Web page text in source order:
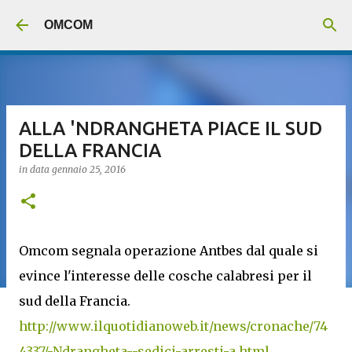
OMCOM
ALLA 'NDRANGHETA PIACE IL SUD
DELLA FRANCIA
in data gennaio 25, 2016
Omcom segnala operazione Antbes dal quale si
evince l'interesse delle cosche calabresi per il
sud della Francia.
http://www.ilquotidianoweb.it/news/cronache/74